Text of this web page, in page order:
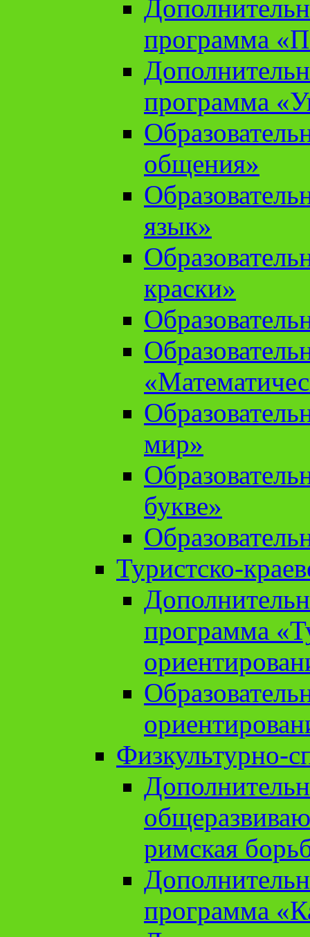
программа
программа
общения»
язык»
краски»
мир»
букве»
Туристско-
программа
Физкультурно-
римская
программа